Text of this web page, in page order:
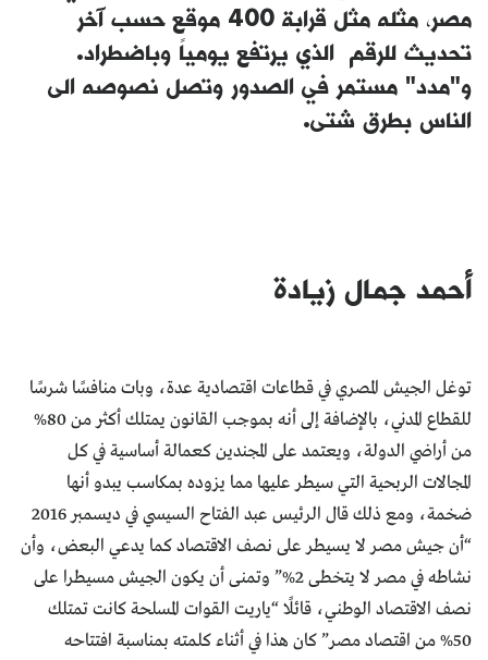
مصر، مثله مثل قرابة 400 موقع حسب آخر
تحديث للرقم الذي يرتفع يومياً وباضطراد.
و"مدد" مستمر في الصدور وتصل نصوصه الى
الناس بطرق شتى.
أحمد جمال زيادة
توغل الجيش المصري في قطاعات اقتصادية عدة، وبات منافسًا شرسًا
للقطاع المدني، بالإضافة إلى أنه بموجب القانون يمتلك أكثر من 80%
من أراضي الدولة، ويعتمد على المجندين كعمالة أساسية في كل
المجالات الربحية التي سيطر عليها مما يزوده بمكاسب يبدو أنها
ضخمة، ومع ذلك قال الرئيس عبد الفتاح السيسي في ديسمبر 2016
“أن جيش مصر لا يسيطر على نصف الاقتصاد كما يدعي البعض، وأن
نشاطه في مصر لا يتخطى 2%” وتمنى أن يكون الجيش مسيطرا على
نصف الاقتصاد الوطني، قائلًا “ياريت القوات المسلحة كانت تمتلك
50% من اقتصاد مصر” كان هذا في أثناء كلمته بمناسبة افتتاحه